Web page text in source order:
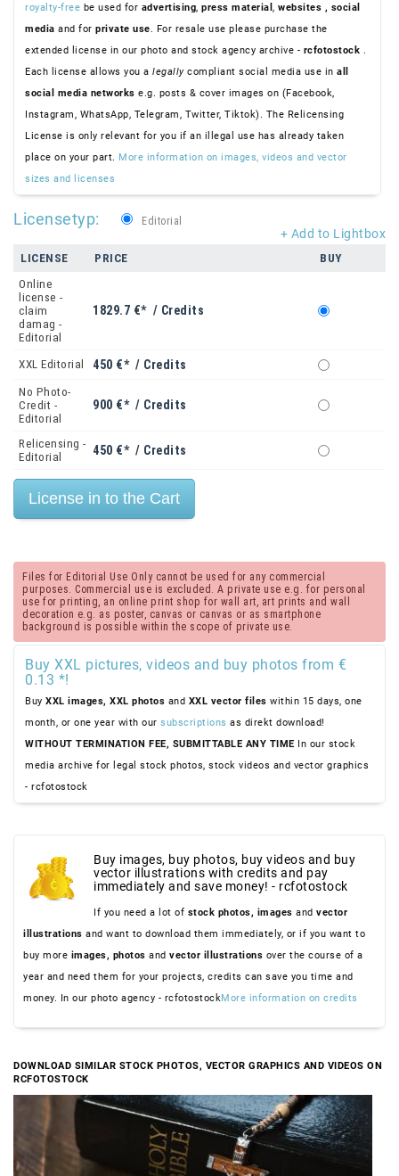
royalty-free be used for advertising, press material , websites , social
media and for private use . For resale use please purchase the
extended license in our photo and stock agency archive - rcfotostock
Each license allows you a legallycompliant social media use in all
social media networks e.g. posts & cover images on (Facebook,
Instagram, WhatsApp, Telegram, Twitter, Tiktok). The Relicensing
License is only relevant for you if an illegal use has already taken
place on your part. More information on images, videos and vector
sizes and licenses
+ Add to Lightbox
Licensetyp: Editorial
LICENSE PRICE
BUY
Online
license -
claim
damag -
Editorial
1829.7 €* / Credits
XXL Editorial 450 €* / Credits
No Photo-
Credit -
Editorial
900 €* / Credits
Relicensing -
Editorial
450 €* / Credits
Files for Editorial Use Only cannot be used for any commercial
purposes. Commercial use is excluded. A private use e.g. for personal
use for printing, an online print shop for wall art, art prints and wall
decoration e.g. as poster, canvas or canvas or as smartphone
background is possible within the scope of private use.
Buy XXL pictures, videos and buy photos from €
0.13 *!
Buy XXL images, XXL photos and XXL vector files within 15 days, one
month, or one year with our subscriptions as direkt download!
WITHOUT TERMINATION FEE, SUBMITTABLE ANY TIME In our stock
media archive for legal stock photos, stock videos and vector graphics
- rcfotostock
Buy images, buy photos, buy videos and buy
vector illustrations with credits and pay
immediately and save money! - rcfotostock
If you need a lot of stock photos, images and vector
illustrations and want to download them immediately, or if you want to
buy more images, photos and vector illustrations over the course of a
year and need them for your projects, credits can save you time and
money. In our photo agency - rcfotostockMore information on credits
DOWNLOAD SIMILAR STOCK PHOTOS, VECTOR GRAPHICS AND VIDEOS ON
RCFOTOSTOCK